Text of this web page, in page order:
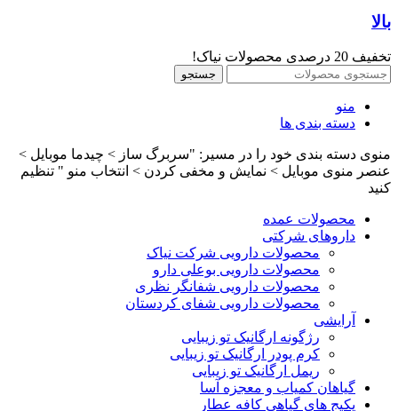
بالا
تخفیف 20 درصدی محصولات نیاک!
جستجو
منو
دسته بندی ها
منوی دسته بندی خود را در مسیر: "سربرگ ساز > چیدما موبایل >
عنصر منوی موبایل > نمایش و مخفی کردن > انتخاب منو " تنظیم
کنید
محصولات عمده
داروهای شرکتی
محصولات دارویی شرکت نیاک
محصولات دارویی بوعلی دارو
محصولات دارویی شفانگر نظری
محصولات دارویی شفای کردستان
آرایشی
رژگونه ارگانیک تو زیبایی
کرم پودر ارگانیک تو زیبایی
ریمل ارگانیک تو زیبایی
گیاهان کمیاب و معجزه آسا
پکیج های گیاهی کافه عطار